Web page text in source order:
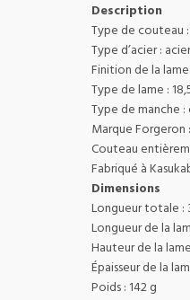
Description
Type de couteau
Type d’acier :
Finition de la
Type de lame :
Type de manche
Marque Forgeron
Couteau
Fabriqué à
Dimensions
Longueur totale :
Longueur de la
Hauteur de la
Épaisseur de la
Poids : 142 g